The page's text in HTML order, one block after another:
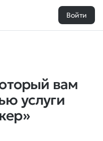
Войти
вам
услуги